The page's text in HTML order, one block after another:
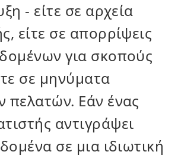
- είτε σε αρχεία
είτε σε απορρίψεις
για σκοπούς
σε μηνύματα
πελατών. Εάν ένας
αντιγράψει
σε μια ιδιωτική